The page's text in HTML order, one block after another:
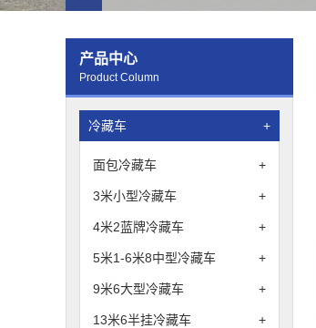
产品中心
Product Column
冷藏车 +
面包冷藏车 +
3米小型冷藏车 +
4米2蓝牌冷藏车 +
5米1-6米8中型冷藏车 +
9米6大型冷藏车 +
13米6半挂冷藏车 +